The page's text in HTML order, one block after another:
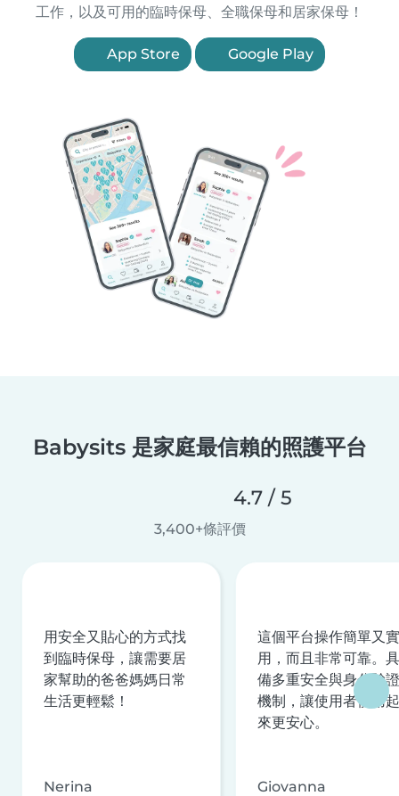
工作，以及可用的臨時保母、全職保母和居家保母！
App Store Google Play
Babysits 是家庭最信賴的照護平台
4.7 / 5
3,400+條評價
用安全又貼心的方式找
到臨時保母，讓需要居
家幫助的爸爸媽媽日常
生活更輕鬆！
Nerina
這個平台操作簡單又實
用，而且非常可靠。具
備多重安全與身分驗證
機制，讓使用者使用起
來更安心。
Giovanna